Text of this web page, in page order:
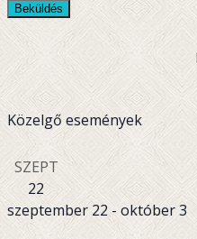
Beküldés
Közelgő események
SZEPT
22
szeptember 22- október 3